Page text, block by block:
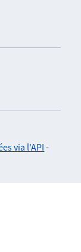
via l'API -